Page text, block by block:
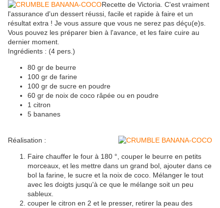
Recette de Victoria. C'est vraiment
l'assurance d'un dessert réussi, facile et rapide à faire et un
résultat extra ! Je vous assure que vous ne serez pas déçu(e)s.
Vous pouvez les préparer bien à l'avance, et les faire cuire au
dernier moment.
Ingrédients : (4 pers.)
80 gr de beurre
100 gr de farine
100 gr de sucre en poudre
60 gr de noix de coco râpée ou en poudre
1 citron
5 bananes
Réalisation :
Faire chauffer le four à 180 °, couper le beurre en petits
morceaux, et les mettre dans un grand bol, ajouter dans ce
bol la farine, le sucre et la noix de coco. Mélanger le tout
avec les doigts jusqu'à ce que le mélange soit un peu
sableux.
couper le citron en 2 et le presser, retirer la peau des